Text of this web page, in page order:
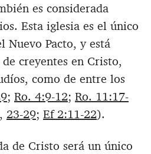
es considerada
Esta iglesia es el único
Nuevo Pacto, y está
creyentes en Cristo,
como de entre los
; Ro. 4:9-12; Ro. 11:17-
, 23-29; Ef 2:11-22).
de Cristo será un único